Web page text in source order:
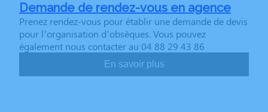
Demande de rendez-vous en agence
Prenez rendez-vous pour établir une demande de devis
pour l’organisation d’obsèques. Vous pouvez
également nous contacter au 04 88 29 43 86
En savoir plus